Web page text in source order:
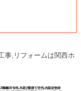
事,リフォームは関西ホ